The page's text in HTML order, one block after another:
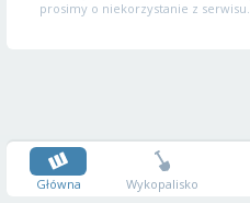
prosimy o niekorzystanie z serwisu.
Główna Wykopalisko